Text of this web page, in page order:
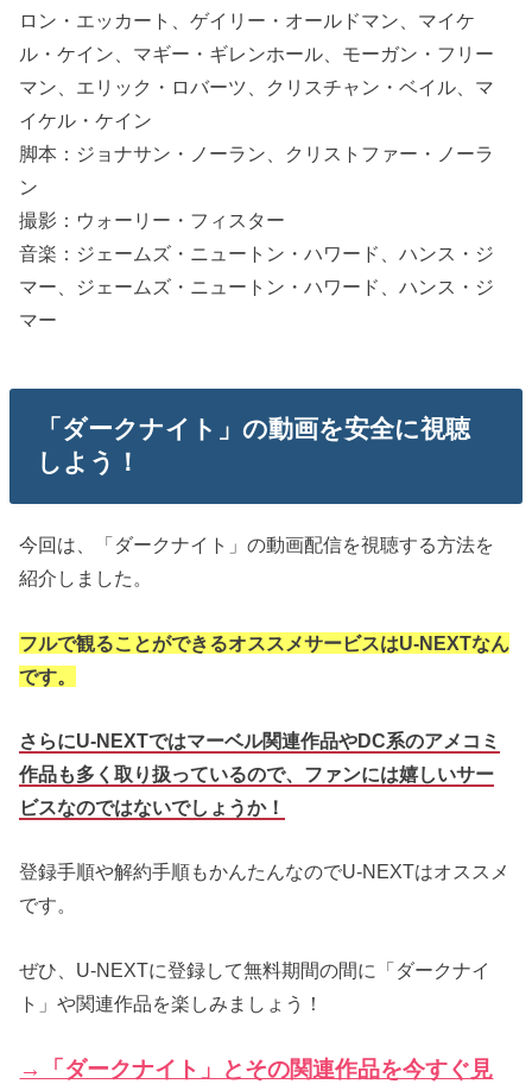
ロン・エッカート、ゲイリー・オールドマン、マイケ
ル・ケイン、マギー・ギレンホール、モーガン・フリー
マン、エリック・ロバーツ、クリスチャン・ベイル、マ
イケル・ケイン
脚本：ジョナサン・ノーラン、クリストファー・ノーラ
ン
撮影：ウォーリー・フィスター
音楽：ジェームズ・ニュートン・ハワード、ハンス・ジ
マー、ジェームズ・ニュートン・ハワード、ハンス・ジ
マー
「ダークナイト」の動画を安全に視聴
しよう！
今回は、「ダークナイト」の動画配信を視聴する方法を
紹介しました。
フルで観ることができるオススメサービスはU-NEXTなん
です。
さらにU-NEXTではマーベル関連作品やDC系のアメコミ
作品も多く取り扱っているので、ファンには嬉しいサー
ビスなのではないでしょうか！
登録手順や解約手順もかんたんなのでU-NEXTはオススメ
です。
ぜひ、U-NEXTに登録して無料期間の間に「ダークナイ
ト」や関連作品を楽しみましょう！
→「ダークナイト」とその関連作品を今すぐ見